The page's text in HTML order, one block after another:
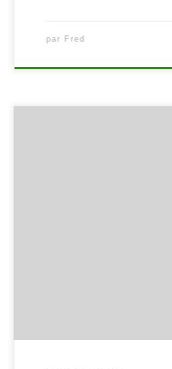
par Fred